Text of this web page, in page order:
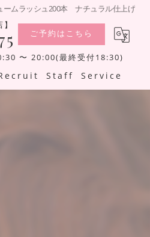
ームラッシュ200本 ナチュラル仕上げ
ご予約はこちら
〜 20:00(最終受付18:30)
Staff Service